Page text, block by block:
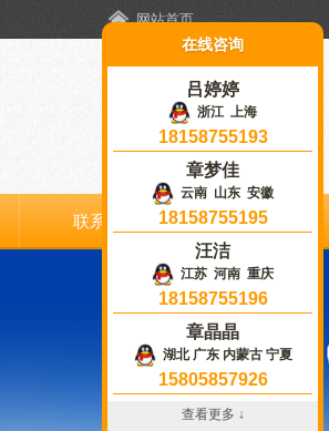
网站首页
联系我们
在线咨询
吕婷婷
浙江 上海
18158755193
章梦佳
云南 山东 安徽
18158755195
汪洁
江苏 河南 重庆
18158755196
章晶晶
湖北 广东 内蒙古 宁夏
15805857926
查看更多 ↓